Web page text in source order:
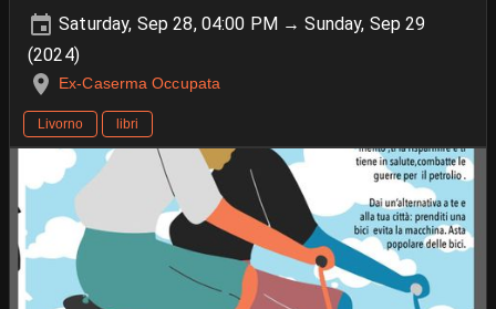
Saturday, Sep 28, 04:00 PM → Sunday, Sep 29
(2024)
Ex-Caserma Occupata
Livorno libri